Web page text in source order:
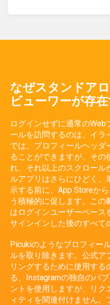
なぜスタンドア
ビューワーが存
ログインせずに通常のWeb
ールを訪問するのは、イラ
では、プロフィールヘッダ
ることができますが、その
れ、それ以上のスクロール
ルアプリはさらにひどく、
示する前に、App Storeか
う積極的に促します。こ
はログインユーザーベース
サインインした後のすべて
Picukiのようなプロフィー
ルを取り除きます。公式
リングするために使用す
る、Instagramの独自のパ
ントを使用しますが、リ
ィティを関連付けません